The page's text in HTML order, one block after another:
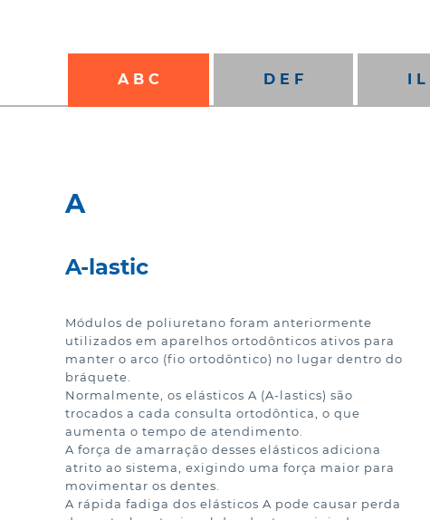
Brazil (Português) Belgium
Italia (Italiano)
Luxembourg
Torne-se um Spark Doctor
A B C D E F I
A
A-lastic
Módulos de poliuretano foram anteriormente
utilizados em aparelhos ortodônticos ativos para
manter o arco (fio ortodôntico) no lugar dentro do
bráquete.
Normalmente, os elásticos A (A-lastics) são
trocados a cada consulta ortodôntica, o que
aumenta o tempo de atendimento.
A força de amarração desses elásticos adiciona
atrito ao sistema, exigindo uma força maior para
movimentar os dentes.
A rápida fadiga dos elásticos A pode causar perda